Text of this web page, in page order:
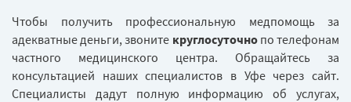
Чтобы получить профессиональную медпомощь за
адекватные деньги, звоните круглосуточнопо телефонам
частного медицинского центра. Обращайтесь за
консультацией наших специалистов в Уфе через сайт.
Специалисты дадут полную информацию об услугах,